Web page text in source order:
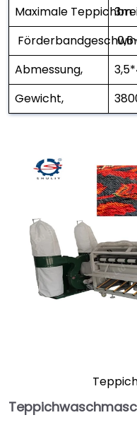
Maximale
3m
Abmessung,
Gewicht,